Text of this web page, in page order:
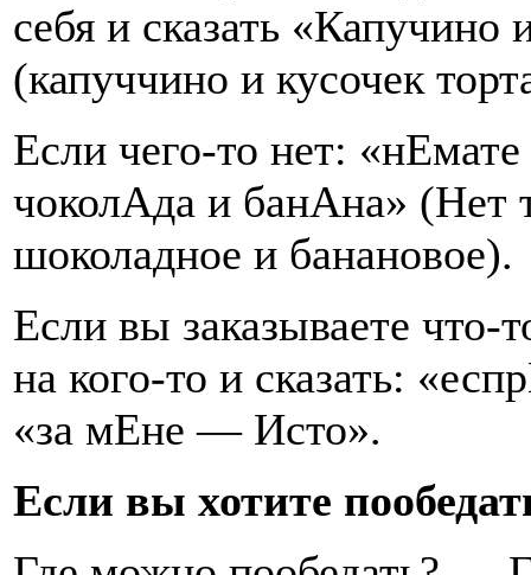
себя и сказать
(капуччино и кусочек
Если чего-то нет:
чоколАда и банАна» (Нет
шоколадное и банановое).
Если вы заказываете что-
на кого-то и сказать:
«за мЕне — Исто».
Если вы хотите